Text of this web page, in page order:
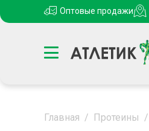
Оптовые продажи
Главная / Протеины /